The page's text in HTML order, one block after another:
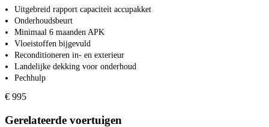
Uitgebreid rapport capaciteit accupakket
Onderhoudsbeurt
Minimaal 6 maanden APK
Vloeistoffen bijgevuld
Reconditioneren in- en exterieur
Landelijke dekking voor onderhoud
Pechhulp
€ 995
Gerelateerde voertuigen